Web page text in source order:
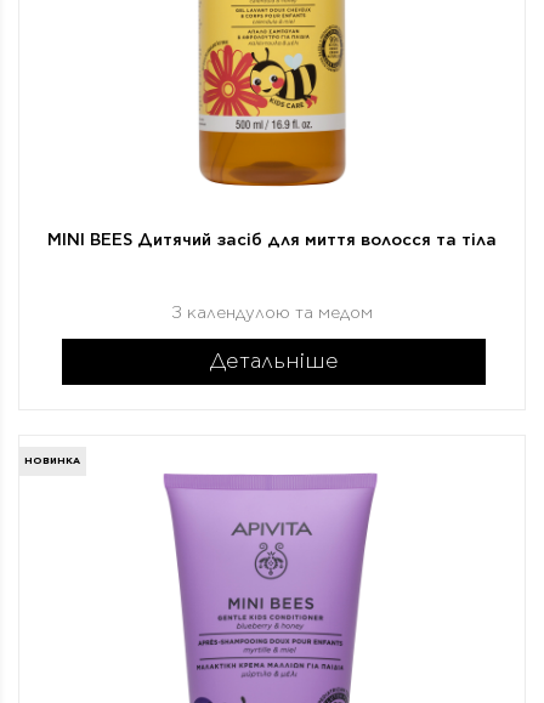
MINI BEES Дитячий засіб для миття волосся та тіла
З календулою та медом
Детальніше
НОВИНКА